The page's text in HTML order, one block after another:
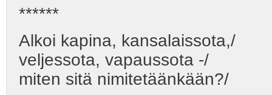
******
Alkoi kapina, kansalaissota,/
veljessota, vapaussota -/
miten sitä nimitetäänkään?/